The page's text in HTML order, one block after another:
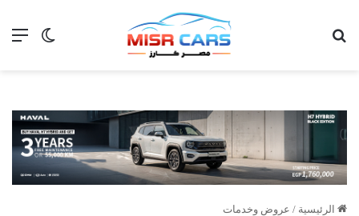
الوضع
الرئيسية / عروض وخدمات